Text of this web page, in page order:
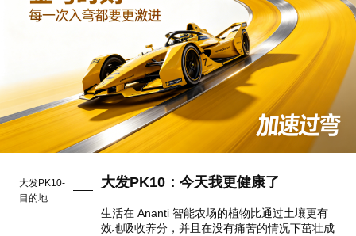
大发PK10-
目的地
大发PK10：今天我更健康了
生活在 Ananti 智能农场的植物比通过土壤更有
效地吸收养分，并且在没有痛苦的情况下茁壮成